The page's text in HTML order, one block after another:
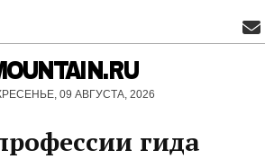
09 АВГУСТА, 2026
гида